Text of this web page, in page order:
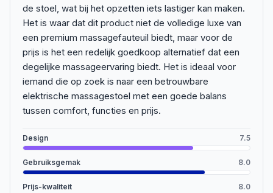
de stoel, wat bij het opzetten iets lastiger kan maken.
Het is waar dat dit product niet de volledige luxe van
een premium massagefauteuil biedt, maar voor de
prijs is het een redelijk goedkoop alternatief dat een
degelijke massageervaring biedt. Het is ideaal voor
iemand die op zoek is naar een betrouwbare
elektrische massagestoel met een goede balans
tussen comfort, functies en prijs.
Design 7.5
Gebruiksgemak 8.0
Prijs-kwaliteit 8.0